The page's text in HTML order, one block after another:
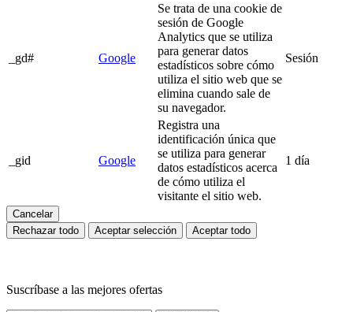
_gd# Google
Se trata de una cookie de
sesión de Google
Analytics que se utiliza
para generar datos
estadísticos sobre cómo
utiliza el sitio web que se
elimina cuando sale de
su navegador.
Sesión
_gid Google
Registra una
identificación única que
se utiliza para generar
datos estadísticos acerca
de cómo utiliza el
visitante el sitio web.
1 día
Cancelar
Rechazar todo
Aceptar selección Aceptar todo
Suscríbase a las mejores ofertas